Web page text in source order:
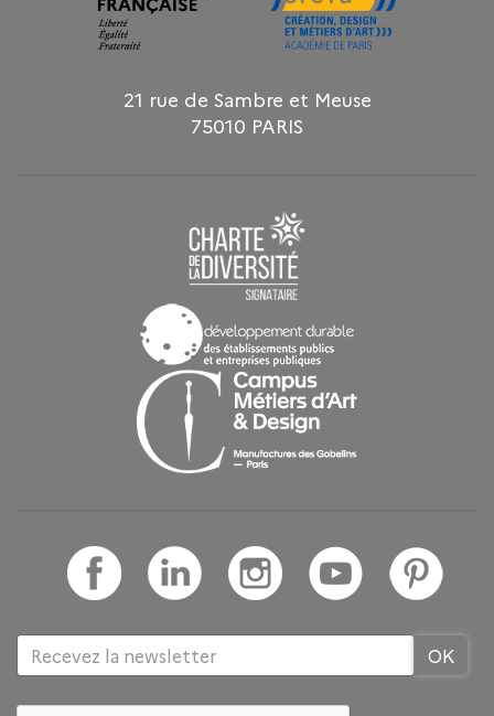
21 rue de Sambre et Meuse
75010 PARIS